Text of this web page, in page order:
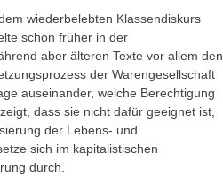
wiederbelebten Klassendiskurs
schon früher in der
aber älteren Texte vor allem den
der Warengesellschaft
auseinander, welche Berechtigung
dass sie nicht dafür geeignet ist,
der Lebens- und
sich im kapitalistischen
durch.